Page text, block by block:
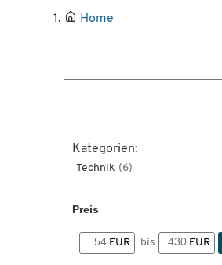
Home
Kategorien:
Technik (6)
Preis
EUR bis EUR